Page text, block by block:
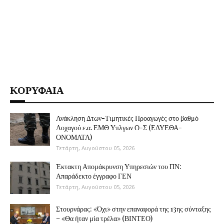
ΚΟΡΥΦΑΙΑ
Ανάκληση Δτων-Τιμητικές Προαγωγές στο βαθμό
Λοχαγού ε.α. ΕΜΘ Υπλγων Ο-Σ (ΕΔΥΕΘΑ-
ΟΝΟΜΑΤΑ)
Τετάρτη, Αυγούστου 05, 2026
Έκτακτη Απομάκρυνση Υπηρεσιών του ΠΝ:
Απαράδεκτο έγγραφο ΓΕΝ
Τετάρτη, Αυγούστου 05, 2026
Στουρνάρας: «Όχι» στην επαναφορά της 13ης σύνταξης
– «Θα ήταν μία τρέλα» (ΒΙΝΤΕΟ)